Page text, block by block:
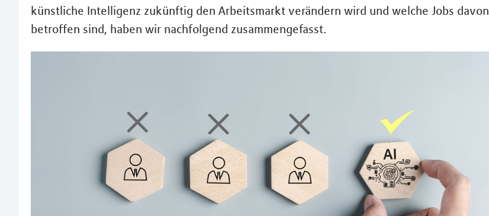
künstliche Intelligenz zukünftig den Arbeitsmarkt verändern wird und welche Jobs davon
betroffen sind, haben wir nachfolgend zusammengefasst.